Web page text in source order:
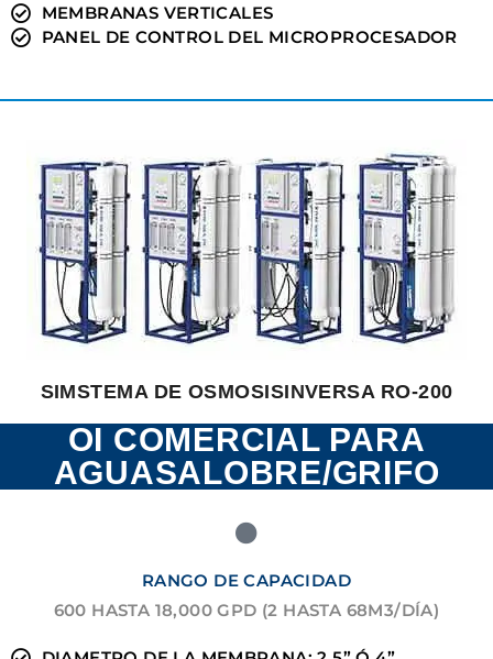
MEMBRANAS VERTICALES
PANEL DE CONTROL DEL MICROPROCESADOR
SIMSTEMA DE OSMOSISINVERSA RO-200
OI COMERCIAL PARA
AGUASALOBRE/GRIFO
RANGO DE CAPACIDAD
600 HASTA 18,000 GPD (2 HASTA 68M3/DÍA)